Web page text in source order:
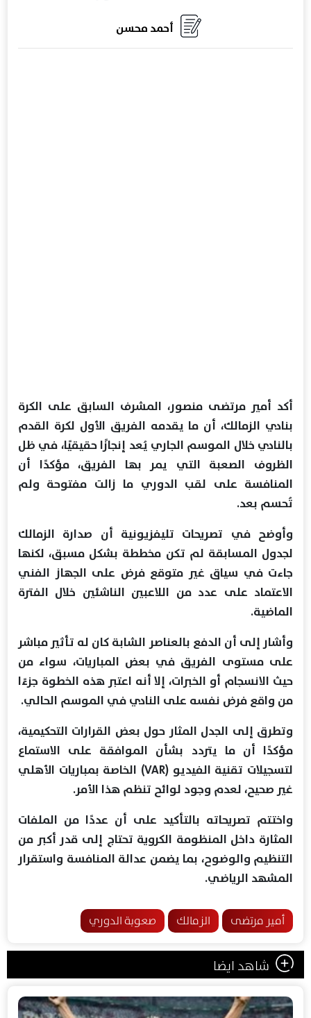
أحمد محسن
أكد أمير مرتضى منصور، المشرف السابق على الكرة
بنادي الزمالك، أن ما يقدمه الفريق الأول لكرة القدم
بالنادي خلال الموسم الجاري يُعد إنجازًا حقيقيًا، في ظل
الظروف الصعبة التي يمر بها الفريق، مؤكدًا أن
المنافسة على لقب الدوري ما زالت مفتوحة ولم
تُحسم بعد.
وأوضح في تصريحات تليفزيونية أن صدارة الزمالك
لجدول المسابقة لم تكن مخططة بشكل مسبق، لكنها
جاءت في سياق غير متوقع فرض على الجهاز الفني
الاعتماد على عدد من اللاعبين الناشئين خلال الفترة
الماضية.
وأشار إلى أن الدفع بالعناصر الشابة كان له تأثير مباشر
على مستوى الفريق في بعض المباريات، سواء من
حيث الانسجام أو الخبرات، إلا أنه اعتبر هذه الخطوة جزءًا
من واقع فرض نفسه على النادي في الموسم الحالي.
وتطرق إلى الجدل المثار حول بعض القرارات التحكيمية،
مؤكدًا أن ما يتردد بشأن الموافقة على الاستماع
لتسجيلات تقنية الفيديو (VAR) الخاصة بمباريات الأهلي
غير صحيح، لعدم وجود لوائح تنظم هذا الأمر.
واختتم تصريحاته بالتأكيد على أن عددًا من الملفات
المثارة داخل المنظومة الكروية تحتاج إلى قدر أكبر من
التنظيم والوضوح، بما يضمن عدالة المنافسة واستقرار
المشهد الرياضي.
أمير مرتضى الزمالك صعوبة الدوري
شاهد ايضا